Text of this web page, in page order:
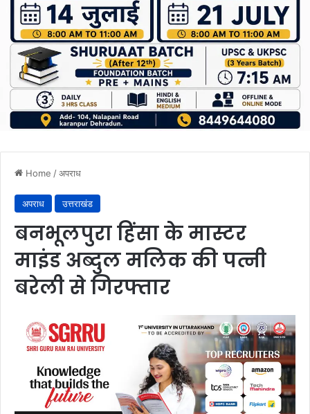
Home /अपराध
अपराध उत्तराखंड
बनभूलपुरा हिंसा के मास्टर
माइंड अब्दुल मलिक की पत्नी
बरेली से गिरफ्तार